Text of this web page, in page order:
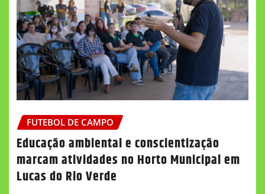
FUTEBOL DE CAMPO
Educação ambiental e conscientização
marcam atividades no Horto Municipal em
Lucas do Rio Verde